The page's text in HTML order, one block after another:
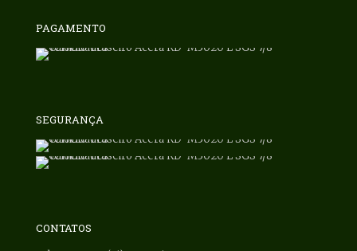
PAGAMENTO
SEGURANÇA
CONTATOS